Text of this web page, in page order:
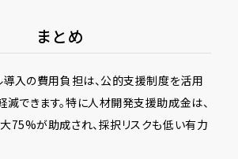
まとめ
入の費用負担は、公的支援制度を活用
減できます。特に人材開発支援助成金は、
75%が助成され、採択リスクも低い有力